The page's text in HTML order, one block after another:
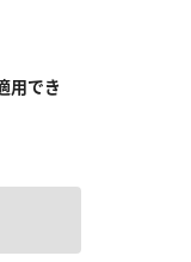
用でき